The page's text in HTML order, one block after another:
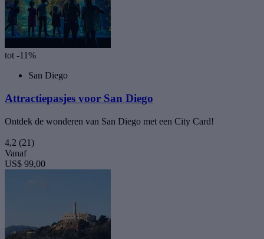
tot -11%
San Diego
Attractiepasjes voor San Diego
Ontdek de wonderen van San Diego met een City Card!
4,2 (21)
Vanaf
US$ 99,00